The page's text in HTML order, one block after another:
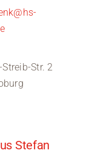
Str. 2
Stefan